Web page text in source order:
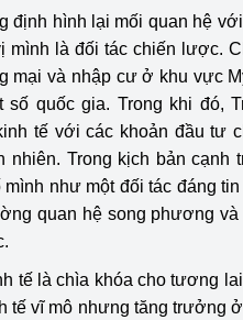
Tổ chức được cấp GCN
động kiểm định thiết bị,
làm việc ở môi trường
hiểm khí, bụi nổ
Cơ sở sản xuất, sửa
LPG
Tổ chức huấn luyện, bồi
nghiệp vụ kiểm định kỹ
Công Thương
tiết kiệm và
Hiệu quả năng lượng
nghệ và đổi mới sáng
Video bảo vệ môi trường
định hình lại mối quan hệ
mình là đối tác chiến lược.
mại và nhập cư ở khu vực
quốc gia. Trong khi đó,
tế với các khoản đầu tư
Trong kịch bản cạnh
như một đối tác đáng tin
quan hệ song phương và
tế là chìa khóa cho tương
tế vĩ mô nhưng tăng trưởng